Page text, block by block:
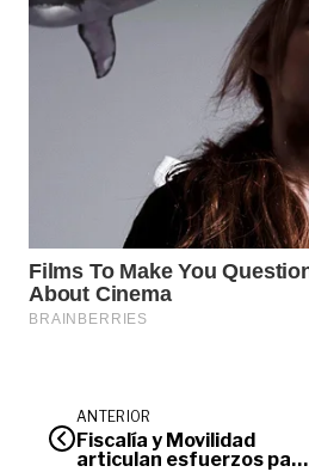
ANTERIOR
Fiscalía y Movilidad
articulan esfuerzos para